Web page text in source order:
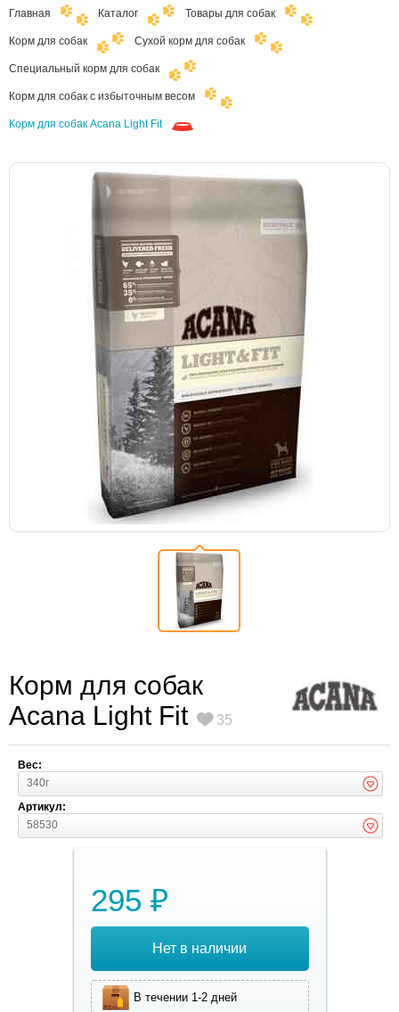
Главная Каталог Товары для собак
Корм для собак Сухой корм для собак
Специальный корм для собак
Корм для собак с избыточным весом
Корм для собак Acana Light Fit
Корм для собак
Acana Light Fit
35
Вес:
340г
Артикул:
58530
295 ₽
Нет в наличии
В течении 1-2 дней